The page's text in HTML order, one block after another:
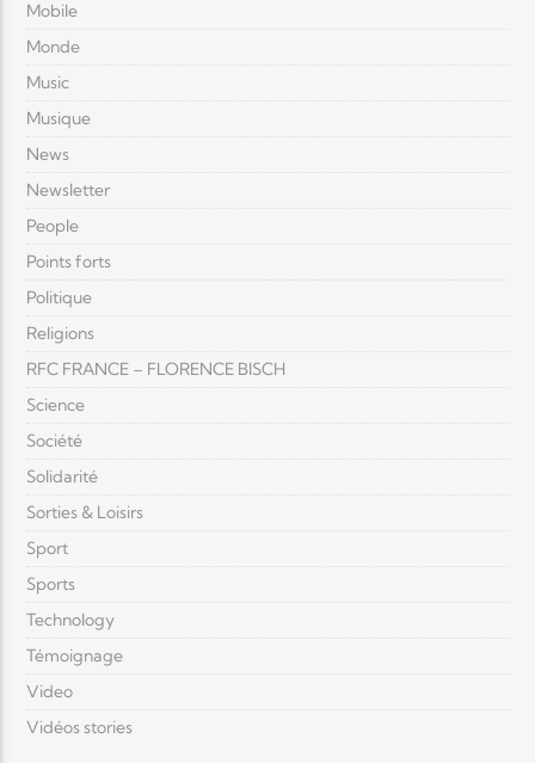
Mobile
Monde
Music
Musique
News
Newsletter
People
Points forts
Politique
Religions
RFC FRANCE – FLORENCE BISCH
Science
Société
Solidarité
Sorties & Loisirs
Sport
Sports
Technology
Témoignage
Video
Vidéos stories